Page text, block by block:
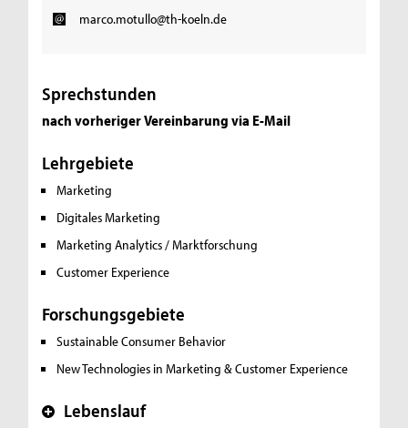
marco.motullo@th-koeln.de
Sprechstunden
nach vorheriger Vereinbarung via E-Mail
Lehrgebiete
Marketing
Digitales Marketing
Marketing Analytics / Marktforschung
Customer Experience
Forschungsgebiete
Sustainable Consumer Behavior
New Technologies in Marketing & Customer Experience
+ Lebenslauf